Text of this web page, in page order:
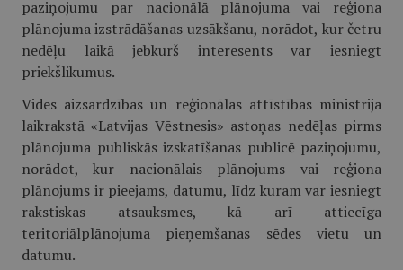
paziņojumu par nacionālā plānojuma vai reģiona
plānojuma izstrādāšanas uzsākšanu, norādot, kur četru
nedēļu laikā jebkurš interesents var iesniegt
priekšlikumus.
Vides aizsardzības un reģionālas attīstības ministrija
laikrakstā «Latvijas Vēstnesis» astoņas nedēļas pirms
plānojuma publiskās izskatīšanas publicē paziņojumu,
norādot, kur nacionālais plānojums vai reģiona
plānojums ir pieejams, datumu, līdz kuram var iesniegt
rakstiskas atsauksmes, kā arī attiecīga
teritoriālplānojuma pieņemšanas sēdes vietu un
datumu.